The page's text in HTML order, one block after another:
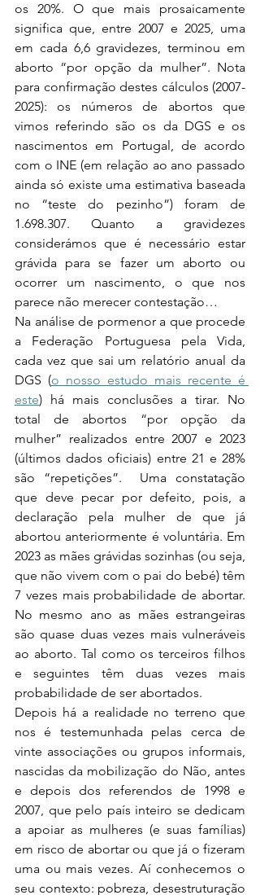
os 20%. O que mais prosaicamente
significa que, entre 2007 e 2025, uma
em cada 6,6 gravidezes, terminou em
aborto “por opção da mulher”. Nota
para confirmação destes cálculos (2007-
2025): os números de abortos que
vimos referindo são os da DGS e os
nascimentos em Portugal, de acordo
com o INE (em relação ao ano passado
ainda só existe uma estimativa baseada
no “teste do pezinho”) foram de
1.698.307. Quanto a gravidezes
considerámos que é necessário estar
grávida para se fazer um aborto ou
ocorrer um nascimento, o que nos
parece não merecer contestação…
Na análise de pormenor a que procede
a Federação Portuguesa pela Vida,
cada vez que sai um relatório anual da
DGS (o nosso estudo mais recente é
este) há mais conclusões a tirar. No
total de abortos “por opção da
mulher” realizados entre 2007 e 2023
(últimos dados oficiais) entre 21 e 28%
são “repetições”.  Uma constatação
que deve pecar por defeito, pois, a
declaração pela mulher de que já
abortou anteriormente é voluntária. Em
2023 as mães grávidas sozinhas (ou seja,
que não vivem com o pai do bebé) têm
7 vezes mais probabilidade de abortar.
No mesmo ano as mães estrangeiras
são quase duas vezes mais vulneráveis
ao aborto. Tal como os terceiros filhos
e seguintes têm duas vezes mais
probabilidade de ser abortados.
Depois há a realidade no terreno que
nos é testemunhada pelas cerca de
vinte associações ou grupos informais,
nascidas da mobilização do Não, antes
e depois dos referendos de 1998 e
2007, que pelo país inteiro se dedicam
a apoiar as mulheres (e suas famílias)
em risco de abortar ou que já o fizeram
uma ou mais vezes. Aí conhecemos o
seu contexto: pobreza, desestruturação